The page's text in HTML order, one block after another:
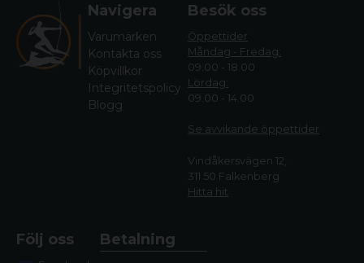
Navigera
Varumärken
Kontakta oss
Köpvillkor
Integritetspolicy
Blogg
Besök oss
Öppettider
Måndag - Fredag:
09.00 - 18.00
Lördag:
09.00 - 14.00
Se avvikande öppettider
Vindåkersvägen 12,
311 50 Falkenberg
Hitta hit
Följ oss Betalning